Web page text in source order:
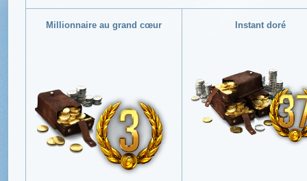
Millionnaire au grand cœur Instant doré